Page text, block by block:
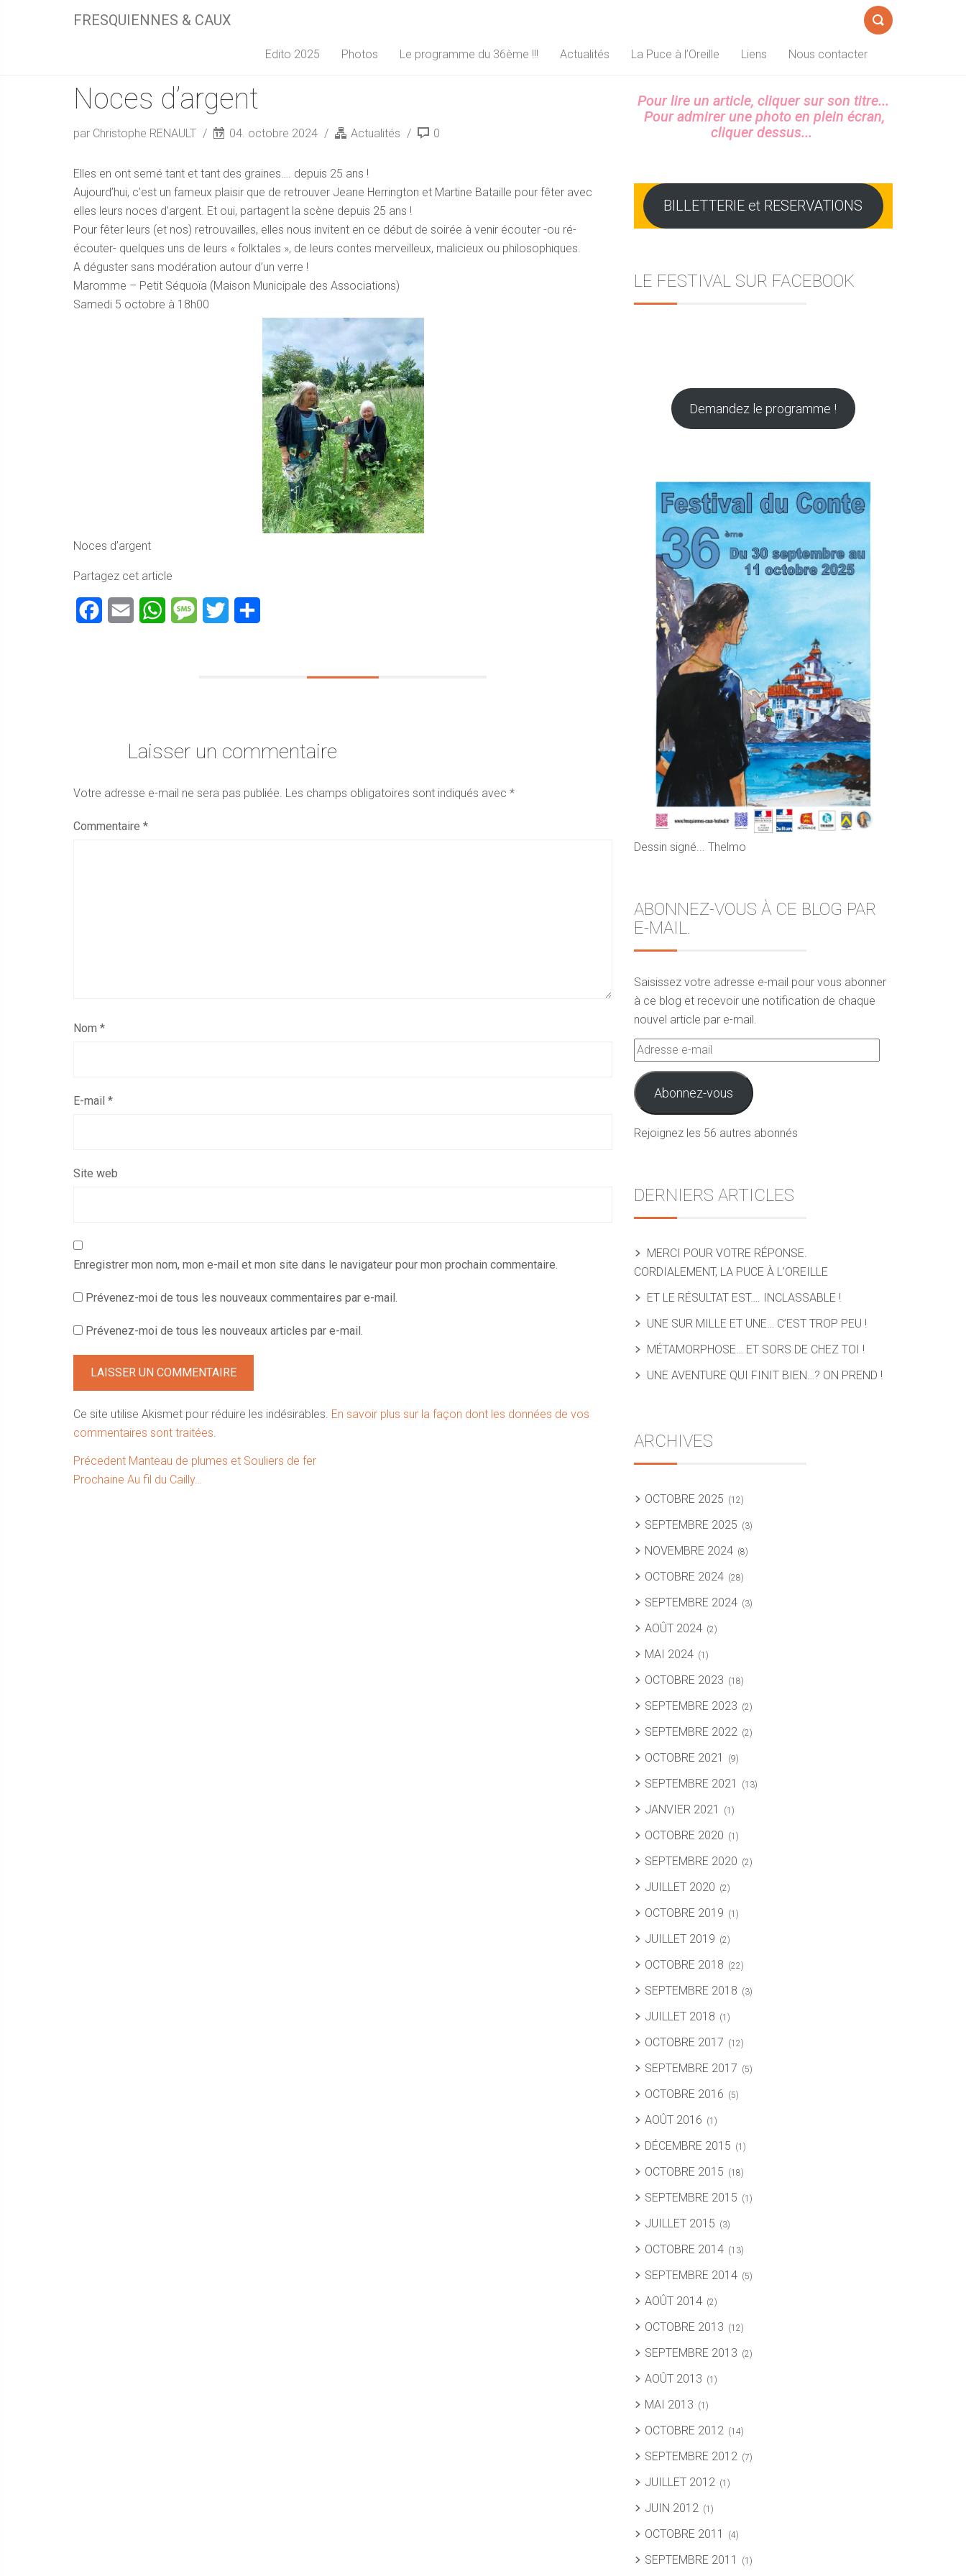
FRESQUIENNES & CAUX
de
Edito 2025 Photos Le programme du 36ème !!! Actualités La Puce à l’Oreille Liens Nous contacter
Noces d’argent
par Christophe RENAULT 04. octobre 2024 Actualités 0
Elles en ont semé tant et tant des graines…. depuis 25 ans !
Aujourd’hui, c’est un fameux plaisir que de retrouver Jeane Herrington et Martine Bataille pour fêter avec
elles leurs noces d’argent. Et oui, partagent la scène depuis 25 ans !
Pour fêter leurs (et nos) retrouvailles, elles nous invitent en ce début de soirée à venir écouter -ou ré-
écouter- quelques uns de leurs « folktales », de leurs contes merveilleux, malicieux ou philosophiques.
A déguster sans modération autour d’un verre !
Maromme – Petit Séquoïa (Maison Municipale des Associations)
Samedi 5 octobre à 18h00
Noces d’argent
Partagez cet article
Facebook
Email WhatsAppMessageTwitter
Laisser un commentaire
Votre adresse e-mail ne sera pas publiée. Les champs obligatoires sont indiqués avec *
Commentaire *
Nom *
E-mail *
Site web
Enregistrer mon nom, mon e-mail et mon site dans le navigateur pour mon prochain commentaire.
Prévenez-moi de tous les nouveaux commentaires par e-mail.
Prévenez-moi de tous les nouveaux articles par e-mail.
Ce site utilise Akismet pour réduire les indésirables. En savoir plus sur la façon dont les données de vos
commentaires sont traitées.
Navigation
de
Précedent Article
précédent :
Manteau de plumes et Souliers de fer
Prochaine Article
Au fil du Cailly…
Sidebar
Pour lire un article, cliquer sur son titre...
Pour admirer une photo en plein écran,
cliquer dessus...
BILLETTERIE et RESERVATIONS
LE FESTIVAL SUR FACEBOOK
Demandez le programme !
Dessin signé... Thelmo
ABONNEZ-VOUS À CE BLOG PAR
E-MAIL.
Saisissez votre adresse e-mail pour vous abonner
à ce blog et recevoir une notification de chaque
nouvel article par e-mail.
Adresse
e-
mail
Abonnez-vous
Rejoignez les 56 autres abonnés
DERNIERS ARTICLES
MERCI POUR VOTRE RÉPONSE.
CORDIALEMENT, LA PUCE À L’OREILLE
ET LE RÉSULTAT EST…. INCLASSABLE !
UNE SUR MILLE ET UNE… C’EST TROP PEU !
MÉTAMORPHOSE… ET SORS DE CHEZ TOI !
UNE AVENTURE QUI FINIT BIEN…? ON PREND !
ARCHIVES
OCTOBRE 2025 (12)
SEPTEMBRE 2025 (3)
NOVEMBRE 2024 (8)
OCTOBRE 2024 (28)
SEPTEMBRE 2024 (3)
AOÛT 2024 (2)
MAI 2024 (1)
OCTOBRE 2023 (18)
SEPTEMBRE 2023 (2)
SEPTEMBRE 2022 (2)
OCTOBRE 2021 (9)
SEPTEMBRE 2021 (13)
JANVIER 2021 (1)
OCTOBRE 2020 (1)
SEPTEMBRE 2020 (2)
JUILLET 2020 (2)
OCTOBRE 2019 (1)
JUILLET 2019 (2)
OCTOBRE 2018 (22)
SEPTEMBRE 2018 (3)
JUILLET 2018 (1)
OCTOBRE 2017 (12)
SEPTEMBRE 2017 (5)
OCTOBRE 2016 (5)
AOÛT 2016 (1)
DÉCEMBRE 2015 (1)
OCTOBRE 2015 (18)
SEPTEMBRE 2015 (1)
JUILLET 2015 (3)
OCTOBRE 2014 (13)
SEPTEMBRE 2014 (5)
AOÛT 2014 (2)
OCTOBRE 2013 (12)
SEPTEMBRE 2013 (2)
AOÛT 2013 (1)
MAI 2013 (1)
OCTOBRE 2012 (14)
SEPTEMBRE 2012 (7)
JUILLET 2012 (1)
JUIN 2012 (1)
OCTOBRE 2011 (4)
SEPTEMBRE 2011 (1)